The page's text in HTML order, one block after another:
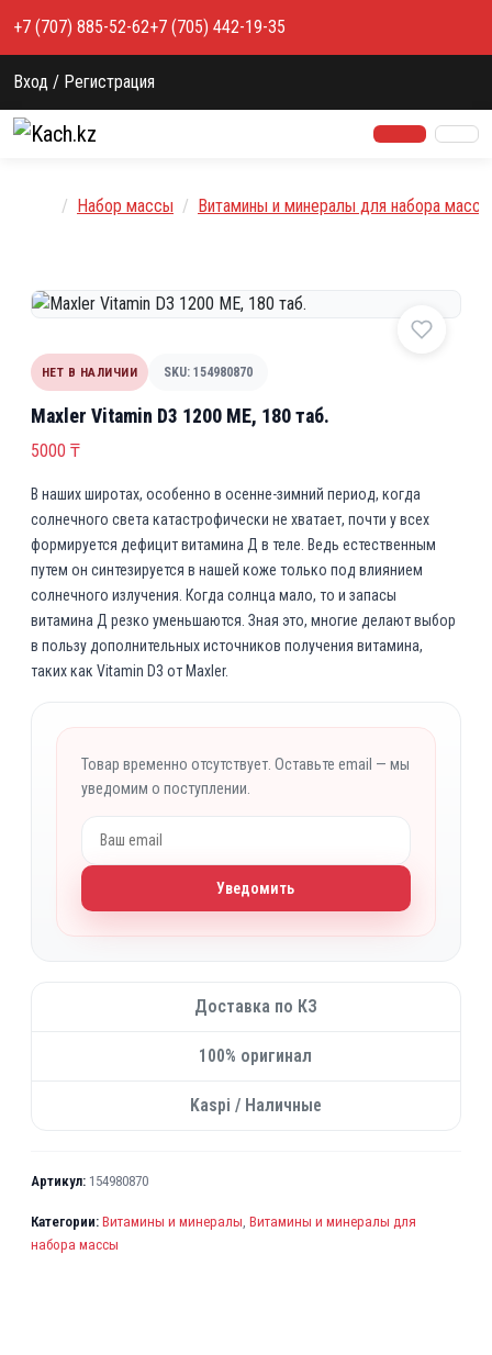
+7 (707) 885-52-62+7 (705) 442-19-35
Вход / Регистрация
Главная
Набор массы Витамины и минералы для набора массы
НЕТ В НАЛИЧИИ SKU: 154980870
Maxler Vitamin D3 1200 МЕ, 180 таб.
5000 ₸
В наших широтах, особенно в осенне-зимний период, когда
солнечного света катастрофически не хватает, почти у всех
формируется дефицит витамина Д в теле. Ведь естественным
путем он синтезируется в нашей коже только под влиянием
солнечного излучения. Когда солнца мало, то и запасы
витамина Д резко уменьшаются. Зная это, многие делают выбор
в пользу дополнительных источников получения витамина,
таких как Vitamin D3 от Maxler.
Товар временно отсутствует. Оставьте email — мы
уведомим о поступлении.
Уведомить
Доставка по КЗ
100% оригинал
Kaspi / Наличные
Артикул: 154980870
Категории: Витамины и минералы, Витамины и минералы для
набора массы